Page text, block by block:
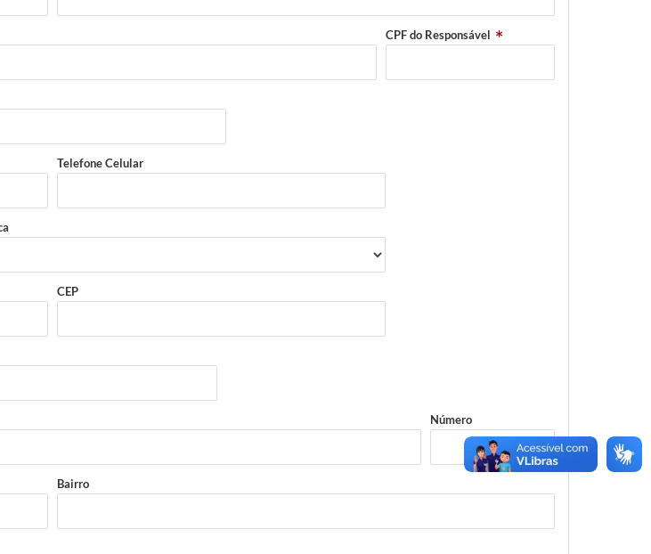
CPF do Responsável
Telefone Celular
CEP
Número
Bairro